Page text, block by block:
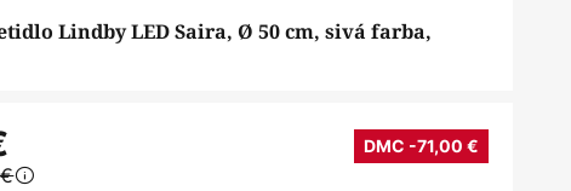
Lindby LED Saira, Ø 50 cm, sivá farba,
DMC -71,00 €